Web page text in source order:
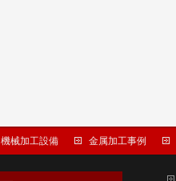
機械加工設備 金属加工事例